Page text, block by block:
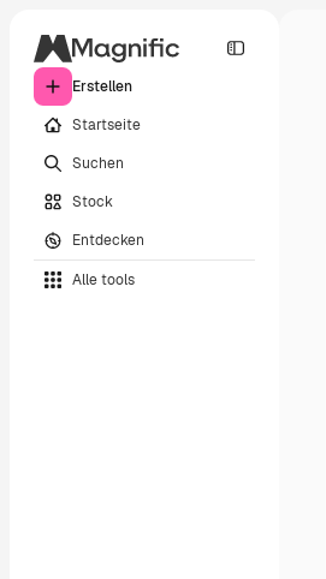
Erstellen
Startseite
Suchen
Stock
Entdecken
Alle tools